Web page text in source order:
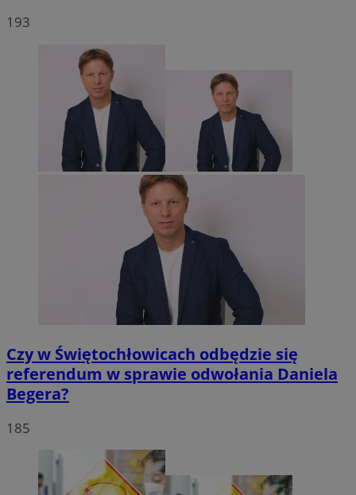
193
Czy w Świętochłowicach odbędzie się
referendum w sprawie odwołania Daniela
Begera?
185